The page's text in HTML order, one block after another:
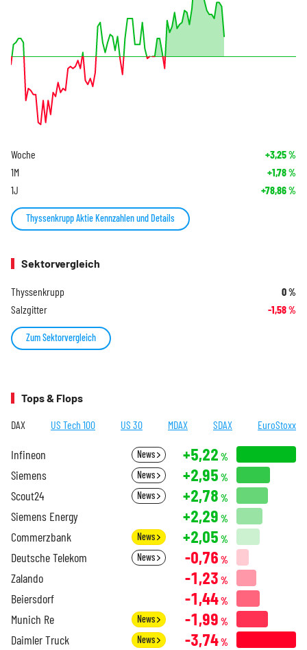
Woche +3,25%
1M +1,78%
1J +78,86%
Thyssenkrupp Aktie Kennzahlen und Details
Sektorvergleich
Thyssenkrupp 0%
Salzgitter -1,58%
Zum Sektorvergleich
Tops & Flops
DAX US Tech 100 US 30 MDAX SDAX EuroStoxx
Infineon News +5,22 %
Siemens News +2,95 %
Scout24 News +2,78 %
Siemens Energy +2,29 %
Commerzbank News +2,05 %
Deutsche Telekom News -0,76 %
Zalando -1,23 %
Beiersdorf -1,44%
Munich Re News -1,99 %
Daimler Truck News -3,74%